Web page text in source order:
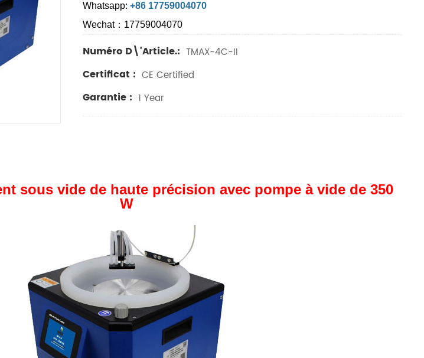
Whatsapp:+86 17759004070
Wechat：17759004070
Numéro D\'article.: TMAX-4C-II
Certificat : CE Certified
Garantie : 1 Year
sous vide de haute précision avec pompe à vide de 350
W